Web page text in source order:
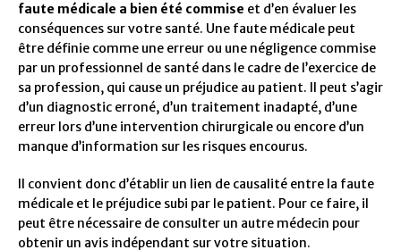
faute médicale a bien été commise et d’en évaluer les
conséquences sur votre santé. Une faute médicale peut
être définie comme une erreur ou une négligence commise
par un professionnel de santé dans le cadre de l’exercice de
sa profession, qui cause un préjudice au patient. Il peut s’agir
d’un diagnostic erroné, d’un traitement inadapté, d’une
erreur lors d’une intervention chirurgicale ou encore d’un
manque d’information sur les risques encourus.
Il convient donc d’établir un lien de causalité entre la faute
médicale et le préjudice subi par le patient. Pour ce faire, il
peut être nécessaire de consulter un autre médecin pour
obtenir un avis indépendant sur votre situation.